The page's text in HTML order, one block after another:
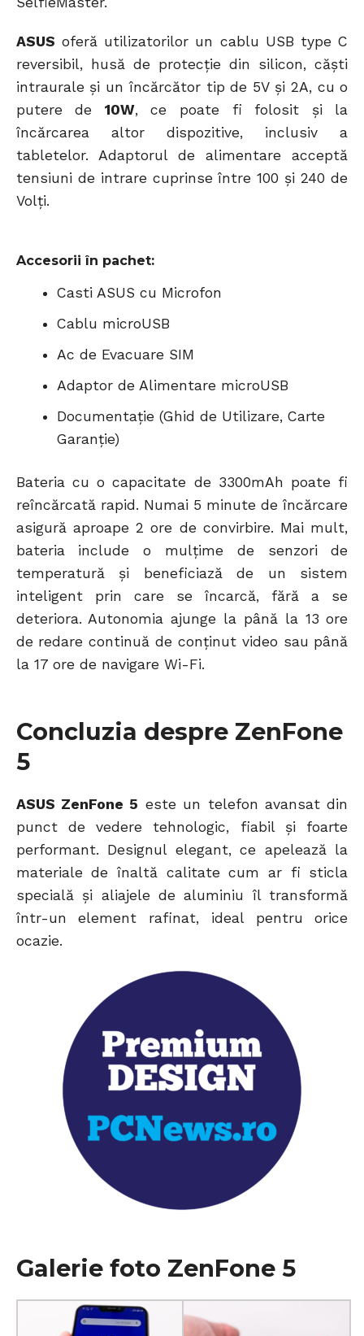
ASUS oferă utilizatorilor un cablu USB type C
reversibil, husă de protecție din silicon, căști
intraurale și un încărcător tip de 5V și 2A, cu o
putere de 10W, ce poate fi folosit și la
încărcarea altor dispozitive, inclusiv a
tabletelor. Adaptorul de alimentare acceptă
tensiuni de intrare cuprinse între 100 și 240 de
Volți.
Accesorii în pachet:
Casti ASUS cu Microfon
Cablu microUSB
Ac de Evacuare SIM
Adaptor de Alimentare microUSB
Documentație (Ghid de Utilizare, Carte
Garanție)
Bateria cu o capacitate de 3300mAh poate fi
reîncărcată rapid. Numai 5 minute de încărcare
asigură aproape 2 ore de convirbire. Mai mult,
bateria include o mulțime de senzori de
temperatură și beneficiază de un sistem
inteligent prin care se încarcă, fără a se
deteriora. Autonomia ajunge la până la 13 ore
de redare continuă de conținut video sau până
la 17 ore de navigare Wi-Fi.
Concluzia despre ZenFone
5
ASUS ZenFone 5 este un telefon avansat din
punct de vedere tehnologic, fiabil și foarte
performant. Designul elegant, ce apelează la
materiale de înaltă calitate cum ar fi sticla
specială și aliajele de aluminiu îl transformă
într-un element rafinat, ideal pentru orice
ocazie.
Galerie foto ZenFone 5